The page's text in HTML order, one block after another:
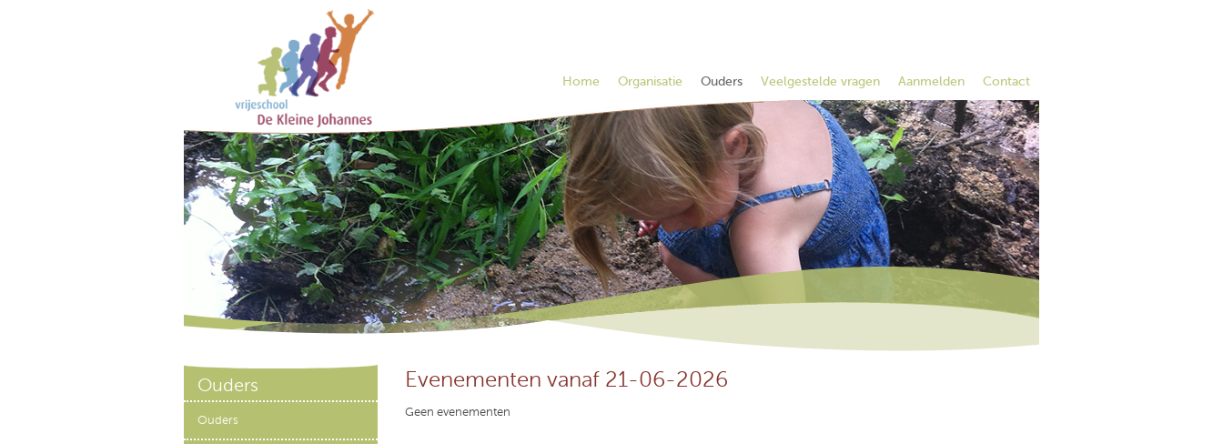
Home Organisatie Ouders Veelgestelde vragen Aanmelden Contact
Ouders
Ouders
Evenementen vanaf 21-06-2026
Geen evenementen